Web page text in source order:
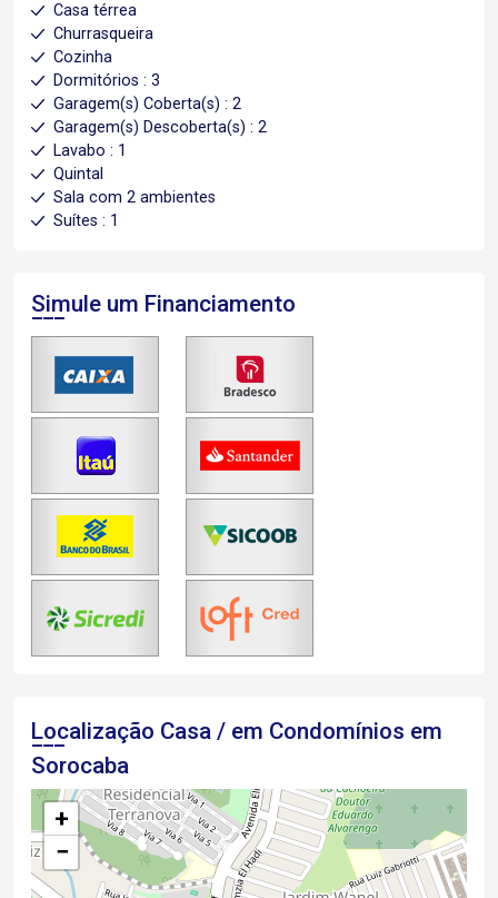
Casa térrea
Churrasqueira
Cozinha
Dormitórios : 3
Garagem(s) Coberta(s) : 2
Garagem(s) Descoberta(s) : 2
Lavabo : 1
Quintal
Sala com 2 ambientes
Suítes : 1
Simule um Financiamento
Localização Casa / em Condomínios em
Sorocaba
+
−